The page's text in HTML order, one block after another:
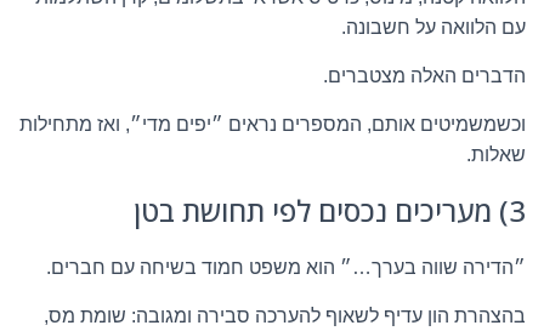
עם הלוואה על חשבונה.
הדברים האלה מצטברים.
וכשמשמיטים אותם, המספרים נראים ״יפים מדי״, ואז מתחילות
שאלות.
3) מעריכים נכסים לפי תחושת בטן
״הדירה שווה בערך…״ הוא משפט חמוד בשיחה עם חברים.
בהצהרת הון עדיף לשאוף להערכה סבירה ומגובה: שומת מס,